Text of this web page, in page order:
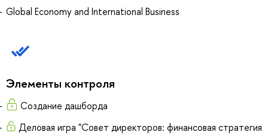
Global Economy and International Business
Элементы контроля
Создание дашборда
Деловая игра "Совет директоров: финансовая стратегия